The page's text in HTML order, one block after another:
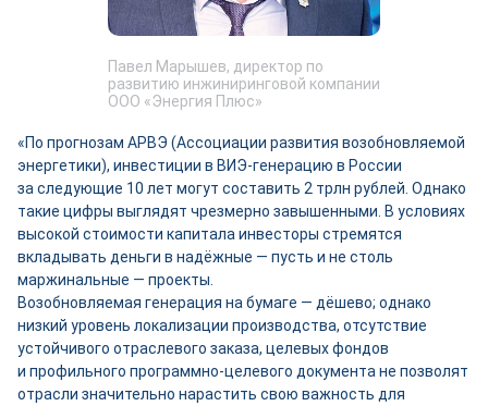
Павел Марышев, директор по
развитию инжиниринговой компании
ООО «Энергия Плюс»
«По прогнозам АРВЭ (Ассоциации развития возобновляемой
энергетики), инвестиции в ВИЭ-генерацию в России
за следующие 10 лет могут составить 2 трлн руб­лей. Однако
такие цифры выглядят чрезмерно завышенными. В условиях
высокой стоимости капитала инвесторы стремятся
вкладывать деньги в надёжные — пусть и не столь
маржинальные — проекты.
Возобновляемая генерация на бумаге — дёшево; однако
низкий уровень локализации производства, отсутствие
устойчивого отраслевого заказа, целевых фондов
и профильного программно-­целевого документа не позволят
отрасли значительно нарастить свою важность для